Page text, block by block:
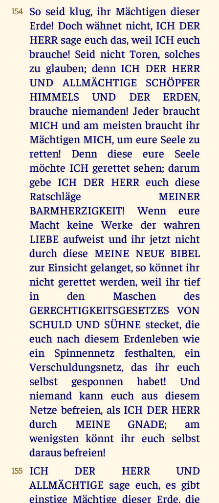
154
So seid klug, ihr Mächtigen dieser
Erde! Doch wähnet nicht, ICH DER
HERR sage euch das, weil ICH euch
brauche! Seid nicht Toren, solches
zu glauben; denn ICH DER HERR
UND ALLMÄCHTIGE SCHÖPFER
HIMMELS UND DER ERDEN,
brauche niemanden! Jeder braucht
MICH und am meisten braucht ihr
Mächtigen MICH, um eure Seele zu
retten! Denn diese eure Seele
möchte ICH gerettet sehen; darum
gebe ICH DER HERR euch diese
Ratschläge MEINER
BARMHERZIGKEIT! Wenn eure
Macht keine Werke der wahren
LIEBE aufweist und ihr jetzt nicht
durch diese MEINE NEUE BIBEL
zur Einsicht gelanget, so könnet ihr
nicht gerettet werden, weil ihr tief
in den Maschen des
GERECHTIGKEITSGESETZES VON
SCHULD UND SÜHNE stecket, die
euch nach diesem Erdenleben wie
ein Spinnennetz festhalten, ein
Verschuldungsnetz, das ihr euch
selbst gesponnen habet! Und
niemand kann euch aus diesem
Netze befreien, als ICH DER HERR
durch MEINE GNADE; am
wenigsten könnt ihr euch selbst
daraus befreien!
155
ICH DER HERR UND
ALLMÄCHTIGE sage euch, es gibt
einstige Mächtige dieser Erde, die